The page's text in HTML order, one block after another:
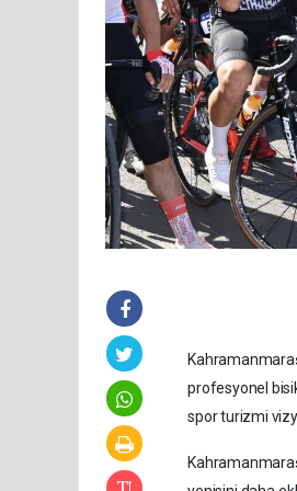
profesyonel
spor turizmi